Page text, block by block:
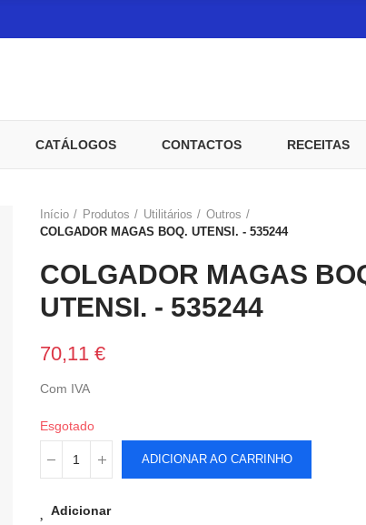
CATÁLOGOS CONTACTOS RECEITAS
Início Produtos Utilitários
Outros
COLGADOR MAGAS BOQ. UTENSI. - 535244
COLGADOR MAGAS
UTENSI. - 535244
70,11 €
Com IVA
Esgotado
ADICIONAR AO CARRINHO
Adicionar